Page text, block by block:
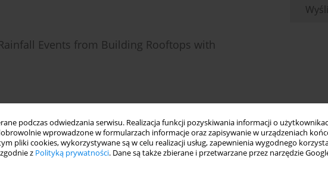
podczas odwiedzania serwisu. Realizacja funkcji pozyskiwania informacji o
wprowadzone w formularzach informacje oraz zapisywanie w urządzeniach
pliki cookies, wykorzystywane są w celu realizacji usług, zapewnienia wygodnego
z Polityką prywatności. Dane są także zbierane i przetwarzane przez narzędzie
Events from Building Rooftops with
Statystyki